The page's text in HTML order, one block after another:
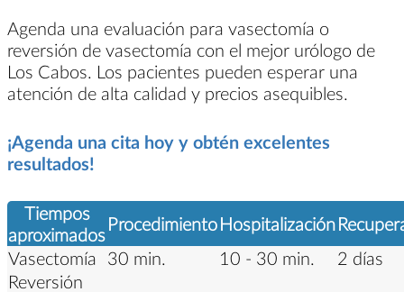
Agenda una evaluación para vasectomía o
reversión de vasectomía con el mejor urólogo de
Los Cabos. Los pacientes pueden esperar una
atención de alta calidad y precios asequibles.
¡Agenda una cita hoy y obtén excelentes
resultados!
Tiempos
aproximadosProcedimientoHospitalización
Vasectomía 30 min. 10 - 30 min.
2 días
Reversión